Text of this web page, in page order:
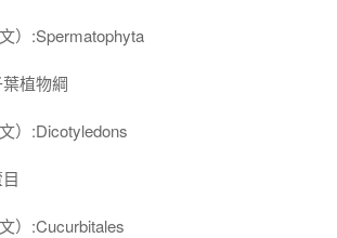
）:Spermatophyta
植物綱
）:Dicotyledons
）:Cucurbitales